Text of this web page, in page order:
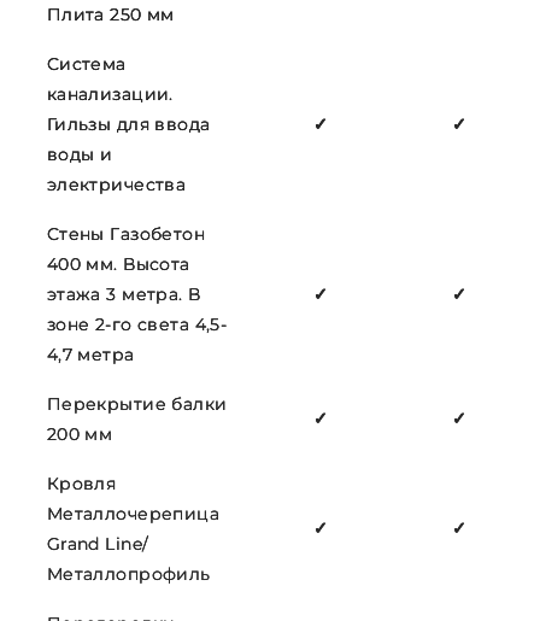
Плита 250 мм
Система
канализации.
Гильзы для ввода
воды и
электричества
✓ ✓
Стены Газобетон
400 мм. Высота
этажа 3 метра. В
зоне 2-го света 4,5-
4,7 метра
✓ ✓
Перекрытие балки
200 мм
✓ ✓
Кровля
Металлочерепица
Grand Line/
Металлопрофиль
✓ ✓